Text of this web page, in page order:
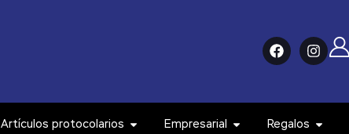
Artículos protocolarios Empresarial Regalos